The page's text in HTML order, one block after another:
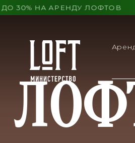
НА АРЕНДУ ЛОФТОВ